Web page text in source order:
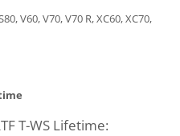
V60, V70, V70 R, XC60, XC70,
T-WS Lifetime: